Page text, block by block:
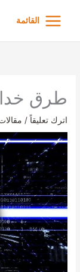
القائمة
طرق
اترك تعليقاً /